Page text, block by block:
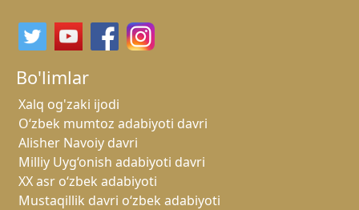
Bo'limlar
Xalq og'zaki ijodi
O‘zbek mumtoz adabiyoti davri
Alisher Navoiy davri
Milliy Uyg‘onish adabiyoti davri
XX asr o‘zbek adabiyoti
Mustaqillik davri o‘zbek adabiyoti